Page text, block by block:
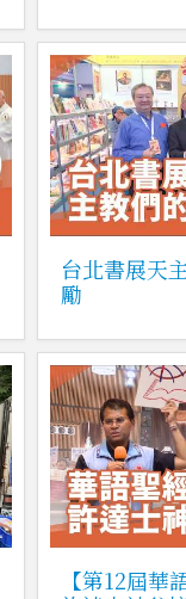
台北書展天
勵
【第12屆